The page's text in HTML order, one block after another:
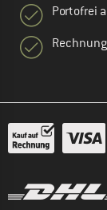
Portofrei